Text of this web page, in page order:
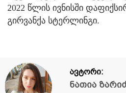
2022 წლის ივნისში
გირვანქა სტერლინგი.
ავტორი:
ნათია